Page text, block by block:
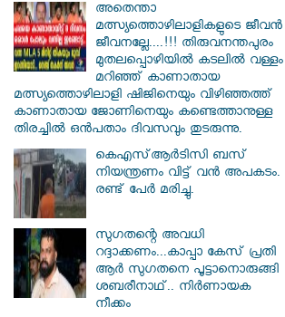
അതെന്താ
മത്സ്യത്തൊഴിലാളികളുടെ ജീവൻ
ജീവനല്ലേ....!!! തിരുവനന്തപുരം
മുതലപ്പൊഴിയില്‍ കടലില്‍ വള്ളം
മറിഞ്ഞ് കാണാതായ
മത്സ്യത്തൊഴിലാളി ഷിജിനെയും വിഴിഞ്ഞത്ത്
കാണാതായ ജോണിനെയും കണ്ടെത്താനുള്ള
തിരച്ചില്‍ ഒന്‍പതാം ദിവസവും തുടരുന്നു.
കെഎസ്ആര്‍ടിസി ബസ്
നിയന്ത്രണം വിട്ട് വൻ അപകടം.
രണ്ട് പേർ മരിച്ചു.
സു​ഗതന്റെ അവധി
റദ്ദാക്കണം...കാപ്പാ കേസ് പ്രതി
ആർ സു​ഗതനെ പൂട്ടാനൊരുങ്ങി
ശബരീനാഥ്.. നിർണായക
നീക്കം